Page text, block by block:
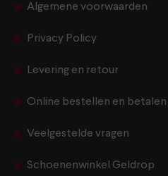
Algemene voorwaarden
Privacy Policy
Levering en retour
Online bestellen en betalen
Veelgestelde vragen
Schoenenwinkel Geldrop